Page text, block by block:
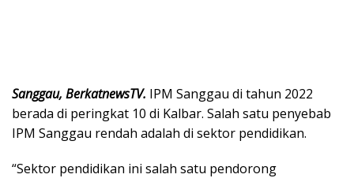
Sanggau, BerkatnewsTV. IPM Sanggau di tahun 2022
berada di peringkat 10 di Kalbar. Salah satu penyebab
IPM Sanggau rendah adalah di sektor pendidikan.
“Sektor pendidikan ini salah satu pendorong